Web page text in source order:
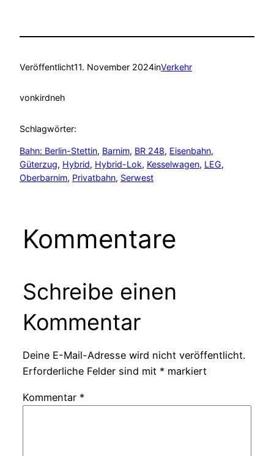
Veröffentlicht11. November 2024inVerkehr
vonkirdneh
Schlagwörter:
Bahn: Berlin-Stettin, Barnim, BR 248, Eisenbahn
Güterzug, Hybrid, Hybrid-Lok, Kesselwagen, LEG
Oberbarnim, Privatbahn, Serwest
Kommentare
Schreibe einen
Kommentar
Deine E-Mail-Adresse wird nicht veröffentlicht.
Erforderliche Felder sind mit * markiert
Kommentar *